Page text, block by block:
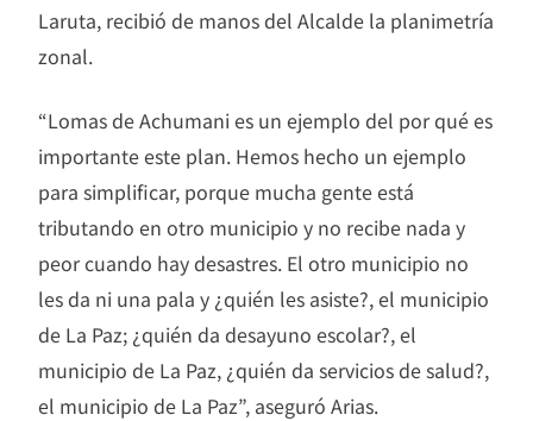
Laruta, recibió de manos del Alcalde la planimetría
zonal.
“Lomas de Achumani es un ejemplo del por qué es
importante este plan. Hemos hecho un ejemplo
para simplificar, porque mucha gente está
tributando en otro municipio y no recibe nada y
peor cuando hay desastres. El otro municipio no
les da ni una pala y ¿quién les asiste?, el municipio
de La Paz; ¿quién da desayuno escolar?, el
municipio de La Paz, ¿quién da servicios de salud?,
el municipio de La Paz”, aseguró Arias.